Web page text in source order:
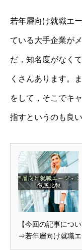
若年層向け就職エ
ている大手企業が
だ，知名度がなく
くさんあります。
をして，そこでキ
指すというのも良い
【今回の記事につ
⇒若年層向け就職エ